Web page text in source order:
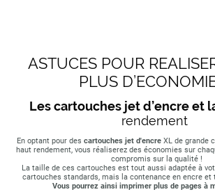
ASTUCES POUR
PLUS
Les cartouches jet d’encre et
rendement
En optant pour des cartouches jet d'encreXL de grande
haut rendement, vous réaliserez des économies sur
compromis sur la qualité !
La taille de ces cartouches est tout aussi adaptée à
cartouches standards, mais la contenance en encre et
Vous pourrez ainsi imprimer plus de pages à